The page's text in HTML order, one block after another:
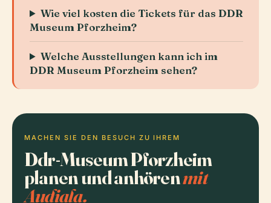
Wie viel kosten die Tickets für das DDR
Museum Pforzheim?
Welche Ausstellungen kann ich im
DDR Museum Pforzheim sehen?
MACHEN SIE DEN BESUCH ZU IHREM
Ddr-Museum Pforzheim
planen und anhörenmit
Audiala.